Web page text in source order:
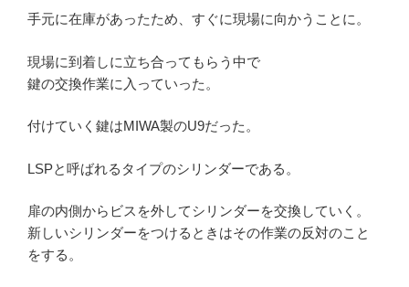
手元に在庫があったため、すぐに現場に向かうことに。
現場に到着しに立ち合ってもらう中で
鍵の交換作業に入っていった。
付けていく鍵はMIWA製のU9だった。
LSPと呼ばれるタイプのシリンダーである。
扉の内側からビスを外してシリンダーを交換していく。
新しいシリンダーをつけるときはその作業の反対のこと
をする。